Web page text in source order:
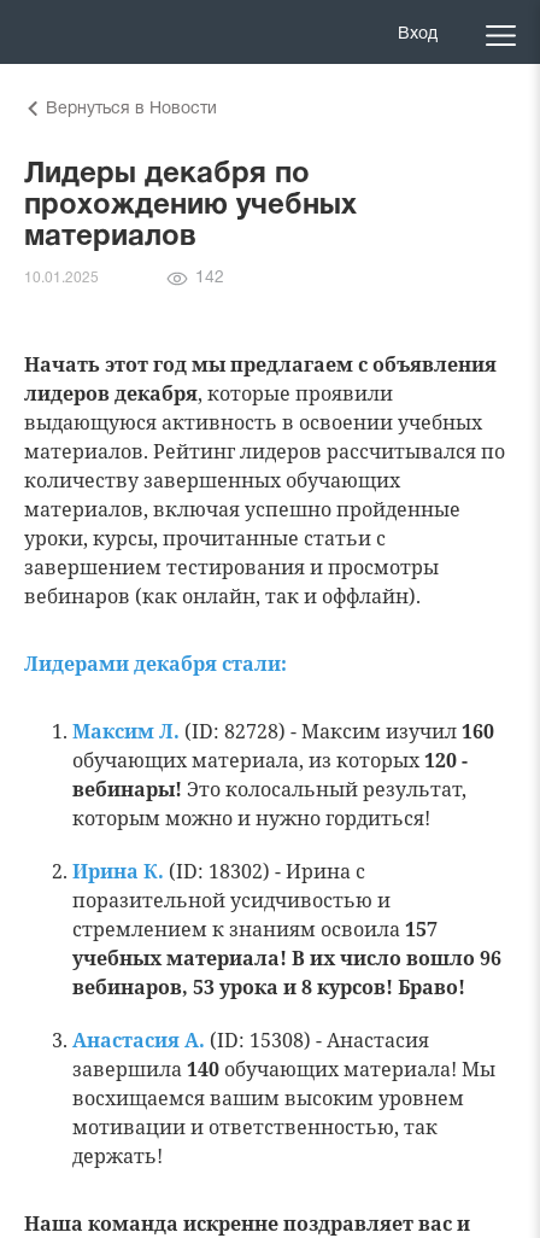
Вход
Вернуться в Новости
Лидеры декабря по
прохождению учебных
материалов
10.01.2025
Количество
142
Начать этот год мы предлагаем с объявления
лидеров декабря, которые проявили
выдающуюся активность в освоении учебных
материалов. Рейтинг лидеров рассчитывался по
количеству завершенных обучающих
материалов, включая успешно пройденные
уроки, курсы, прочитанные статьи с
завершением тестирования и просмотры
вебинаров (как онлайн, так и оффлайн).
Лидерами декабря стали:
Максим Л. (ID: 82728) - Максим изучил160
обучающих материала, из которых120 -
вебинары! Это колосальный результат,
которым можно и нужно гордиться!
Ирина К. (ID: 18302) - Ирина с
поразительной усидчивостью и
стремлением к знаниям освоила157
учебных материала! В их число вошло 96
вебинаров, 53 урока и 8 курсов! Браво!
Анастасия А. (ID: 15308) - Анастасия
завершила140 обучающих материала! Мы
восхищаемся вашим высоким уровнем
мотивации и ответственностью, так
держать!
Наша команда искренне поздравляет вас и